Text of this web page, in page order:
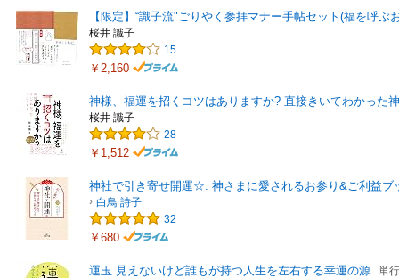
【限定】“識子流"ごりやく参拝マナー手帖セット(福を呼ぶ
桜井 識子
15
￥2,160
神様、福運を招くコツはありますか? 直接きいてわかった
桜井 識子
28
￥1,512
神社で引き寄せ開運☆: 神さまに愛されるお参り&ご利益ブ
白鳥 詩子
32
￥680
運玉 見えないけど誰もが持つ人生を左右する幸運の源
単